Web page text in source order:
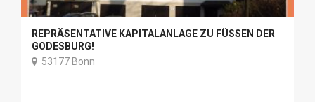
REPRÄSENTATIVE KAPITALANLAGE ZU FÜSSEN DER G
ODESBURG!
53177 Bonn